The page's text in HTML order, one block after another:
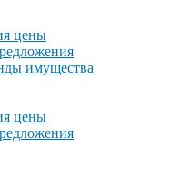
цены
имущества
цены